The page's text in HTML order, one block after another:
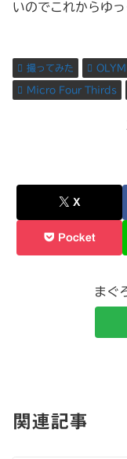
いのでこれからゆっ
撮ってみた
Micro Four Thirds
X
Pocket
まぐ
関連記事